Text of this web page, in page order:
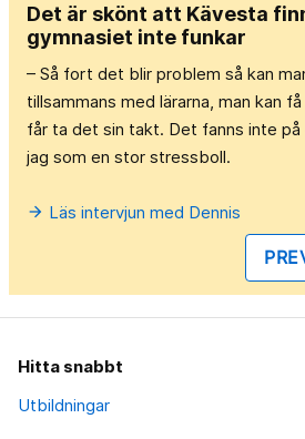
Det är skönt att Kävesta
gymnasiet inte funkar
– Så fort det blir problem så kan
tillsammans med lärarna, man kan
får ta det sin takt. Det fanns inte på
jag som en stor stressboll.
arrow_forward Läs intervjun med Dennis
Hitta snabbt
Utbildningar